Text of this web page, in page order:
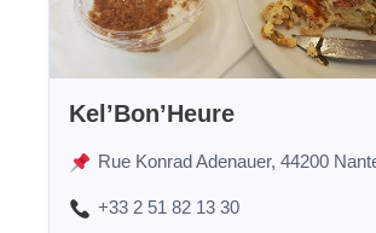
Kel’Bon’Heure
Rue Konrad Adenauer, 44200
+33 2 51 82 13 30